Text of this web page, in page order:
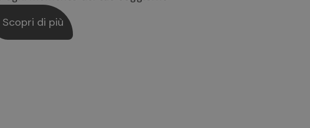
Scopri di più